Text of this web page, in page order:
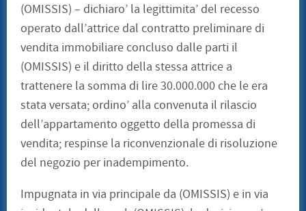
(OMISSIS) – dichiaro’ la legittimita’ del recesso
operato dall’attrice dal contratto preliminare di
vendita immobiliare concluso dalle parti il
(OMISSIS) e il diritto della stessa attrice a
trattenere la somma di lire 30.000.000 che le era
stata versata; ordino’ alla convenuta il rilascio
dell’appartamento oggetto della promessa di
vendita; respinse la riconvenzionale di risoluzione
del negozio per inadempimento.
Impugnata in via principale da (OMISSIS) e in via